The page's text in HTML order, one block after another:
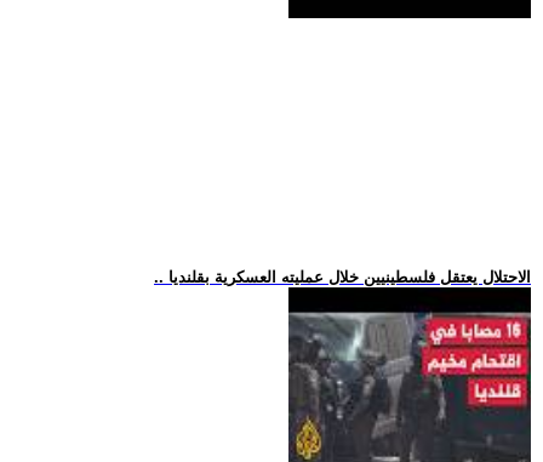
.. الاحتلال يعتقل فلسطينيين خلال عمليته العسكرية بقلنديا